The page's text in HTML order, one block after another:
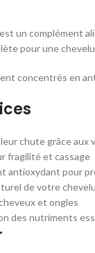
est un complément
pour une
concentrés en
chute grâce aux
fragilité et cassage
antioxydant pour
de votre
et ongles
des nutriments